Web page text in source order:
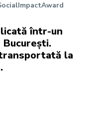
într-un
la